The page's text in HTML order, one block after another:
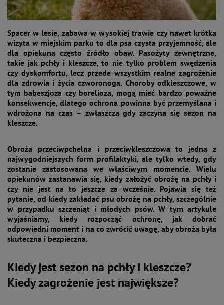
Spacer w lesie, zabawa w wysokiej trawie czy nawet krótka
wizyta w miejskim parku to dla psa czysta przyjemność, ale
dla opiekuna często źródło obaw. Pasożyty zewnętrzne,
takie jak pchły i kleszcze, to nie tylko problem swędzenia
czy dyskomfortu, lecz przede wszystkim realne zagrożenie
dla zdrowia i życia czworonoga. Choroby odkleszczowe, w
tym babeszjoza czy borelioza, mogą mieć bardzo poważne
konsekwencje, dlatego ochrona powinna być przemyślana i
wdrożona na czas – zwłaszcza gdy zaczyna się sezon na
kleszcze.
Obroża przeciwpchelna i przeciwkleszczowa to jedna z
najwygodniejszych form profilaktyki, ale tylko wtedy, gdy
zostanie zastosowana we właściwym momencie. Wielu
opiekunów zastanawia się, kiedy założyć obrożę na pchły i
czy nie jest na to jeszcze za wcześnie. Pojawia się też
pytanie, od kiedy zakładać psu obrożę na pchły, szczególnie
w przypadku szczeniąt i młodych psów. W tym artykule
wyjaśniamy, kiedy rozpocząć ochronę, jak dobrać
odpowiedni moment i na co zwrócić uwagę, aby obroża była
skuteczna i bezpieczna.
Kiedy jest sezon na pchły i kleszcze?
Kiedy zagrożenie jest największe?